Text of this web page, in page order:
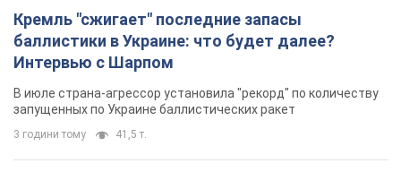
В Екатеринбурге атакован склад Wildberries:
есть попадания, поднялся дым. Фото и видео
Россиянам не помогла даже работа ПВО
3 години тому
С 1 сентября украинским учителям повысят
зарплаты: Корецкий раскрыл подробности